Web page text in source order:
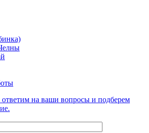
на ваши вопросы и подберем